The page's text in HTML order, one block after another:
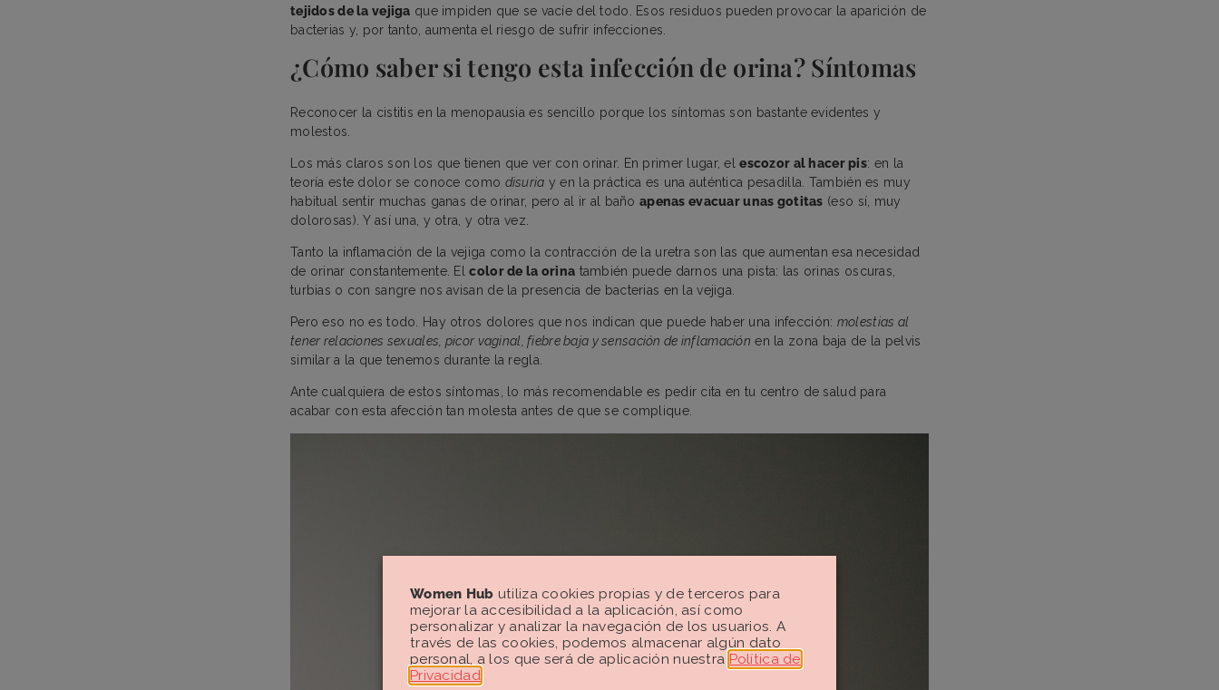
tejidos de la vejiga que impiden que se vacíe del todo. Esos residuos pueden provocar la aparición de
bacterias y, por tanto, aumenta el riesgo de sufrir infecciones.
¿Cómo saber si tengo esta infección de orina? Síntomas
Reconocer la cistitis en la menopausia es sencillo porque los síntomas son bastante evidentes y
molestos.
Los más claros son los que tienen que ver con orinar. En primer lugar, elescozor al hacer pis: en la
teoría este dolor se conoce como disuria y en la práctica es una auténtica pesadilla. También es muy
habitual sentir muchas ganas de orinar, pero al ir al baño apenas evacuar unas gotitas (eso sí, muy
dolorosas). Y así una, y otra, y otra vez.
Tanto la inflamación de la vejiga como la contracción de la uretra son las que aumentan esa necesidad
de orinar constantemente. Elcolor de la orina también puede darnos una pista: las orinas oscuras,
turbias o con sangre nos avisan de la presencia de bacterias en la vejiga.
Pero eso no es todo. Hay otros dolores que nos indican que puede haber una infección: molestias al
tener relaciones sexuales, picor vaginal, fiebre baja y sensación de inflamación en la zona baja de la pelvis
similar a la que tenemos durante la regla.
Ante cualquiera de estos síntomas, lo más recomendable es pedir cita en tu centro de salud para
acabar con esta afección tan molesta antes de que se complique.
Women Hub utiliza cookies propias y de terceros para
mejorar la accesibilidad a la aplicación, así como
personalizar y analizar la navegación de los usuarios. A
través de las cookies, podemos almacenar algún dato
personal, a los que será de aplicación nuestra Política de
Privacidad.